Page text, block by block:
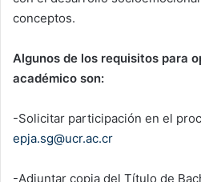
conceptos.
Algunos de los requisitos para
académico son:
-Solicitar participación en el
epja.sg@ucr.ac.cr
-Adjuntar copia del Título de